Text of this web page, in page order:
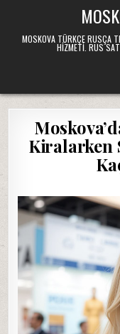
contentMOSKOVA TÜRKÇE RUSÇA
HIZMETI. RUS
Kiralarken